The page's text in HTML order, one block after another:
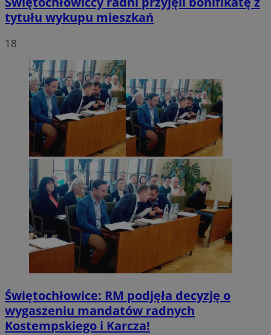
tytułu wykupu mieszkań
18
Świętochłowice: RM podjęła decyzję o
wygaszeniu mandatów radnych
Kostempskiego i Karcza!